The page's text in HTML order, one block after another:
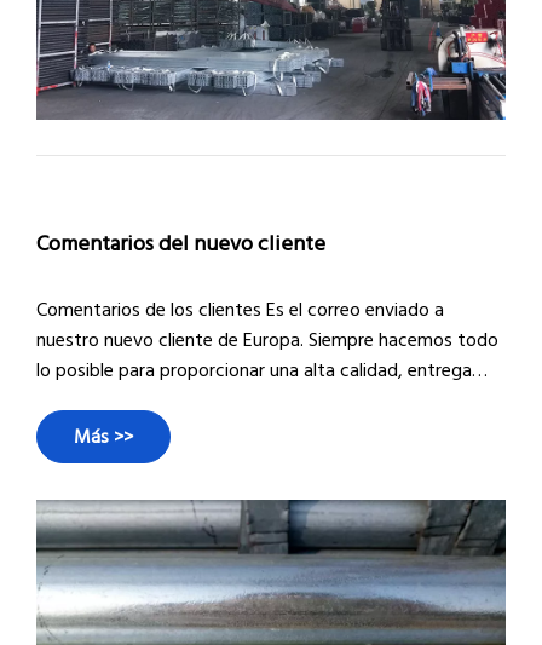
Comentarios del nuevo cliente
Comentarios de los clientes Es el correo enviado a
nuestro nuevo cliente de Europa. Siempre hacemos todo
lo posible para proporcionar una alta calidad, entrega
entrega rápida puede ayudar a los clientes a atrapar el
mercado por adelantado. Y la alta calidad lo mantiene en
Más >>